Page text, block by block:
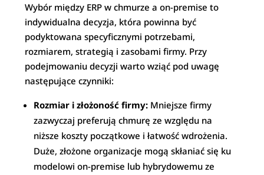
Wybór między ERP w chmurze a on-premise to
indywidualna decyzja, która powinna być
podyktowana specyficznymi potrzebami,
rozmiarem, strategią i zasobami firmy. Przy
podejmowaniu decyzji warto wziąć pod uwagę
następujące czynniki:
Rozmiar i złożoność firmy: Mniejsze firmy
zazwyczaj preferują chmurę ze względu na
niższe koszty początkowe i łatwość wdrożenia.
Duże, złożone organizacje mogą skłaniać się ku
modelowi on-premise lub hybrydowemu ze